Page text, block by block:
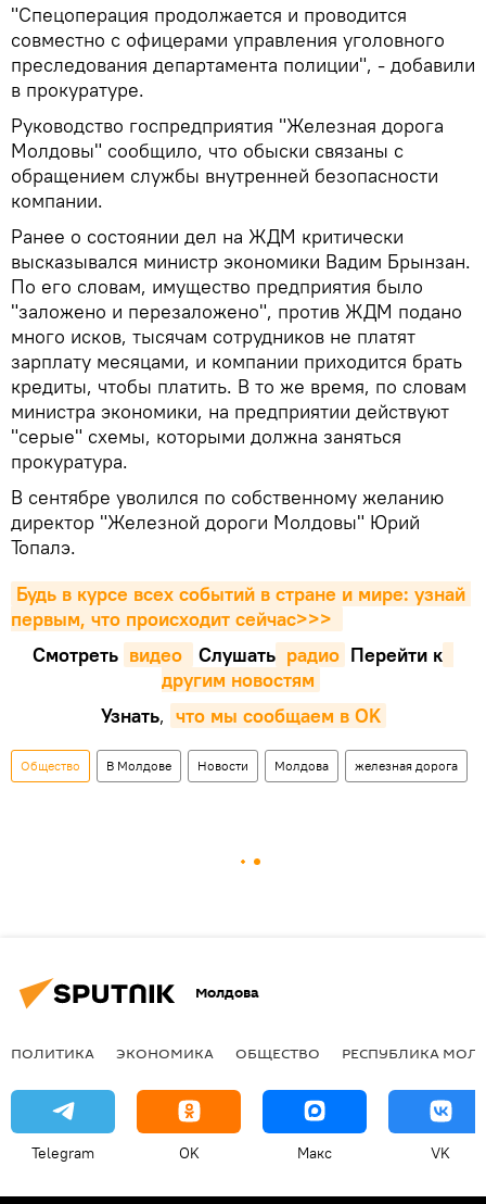
"Спецоперация продолжается и проводится
совместно с офицерами управления уголовного
преследования департамента полиции", - добавили
в прокуратуре.
Руководство госпредприятия "Железная дорога
Молдовы" сообщило, что обыски связаны с
обращением службы внутренней безопасности
компании.
Ранее о состоянии дел на ЖДМ критически
высказывался министр экономики Вадим Брынзан.
По его словам, имущество предприятия было
"заложено и перезаложено", против ЖДМ подано
много исков, тысячам сотрудников не платят
зарплату месяцами, и компании приходится брать
кредиты, чтобы платить. В то же время, по словам
министра экономики, на предприятии действуют
"серые" схемы, которыми должна заняться
прокуратура.
В сентябре уволился по собственному желанию
директор "Железной дороги Молдовы" Юрий
Топалэ.
Будь в курсе всех событий в стране и мире: узнай
первым, что происходит сейчаc>>>
Смотреть видео Cлушать радио Перейти к
другим новостям
Узнать, что мы сообщаем в OK
Общество В Молдове Новости Молдова железная дорога
Молдова
ПОЛИТИКА ЭКОНОМИКА ОБЩЕСТВО РЕСПУБЛИКА
Telegram OK Макс VK